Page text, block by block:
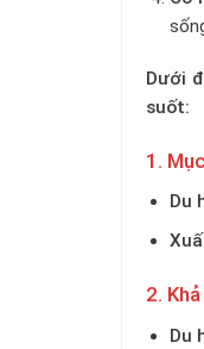
Dưới
suốt:
1.
Du
2.
Du